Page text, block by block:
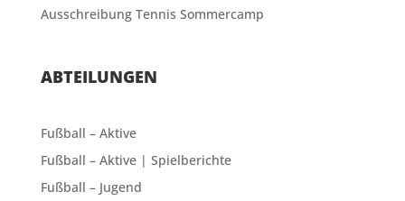
Ausschreibung Tennis Sommercamp
ABTEILUNGEN
Fußball – Aktive
Fußball – Aktive | Spielberichte
Fußball – Jugend